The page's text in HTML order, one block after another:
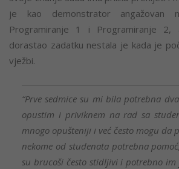
je kao demonstrator angažovan
Programiranje 1 i Programiranje
dorastao zadatku nestala je kada je
vježbi.
“Prve sedmice su mi bila potrebna
opustim i priviknem na rad sa
mnogo opušteniji i već često mogu da
nekome od studenata potrebna
su brucoši često stidljivi i potrebno